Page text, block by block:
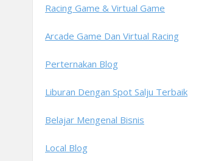
Racing Game & Virtual Game
Arcade Game Dan Virtual Racing
Perternakan Blog
Liburan Dengan Spot Salju Terbaik
Belajar Mengenal Bisnis
Local Blog